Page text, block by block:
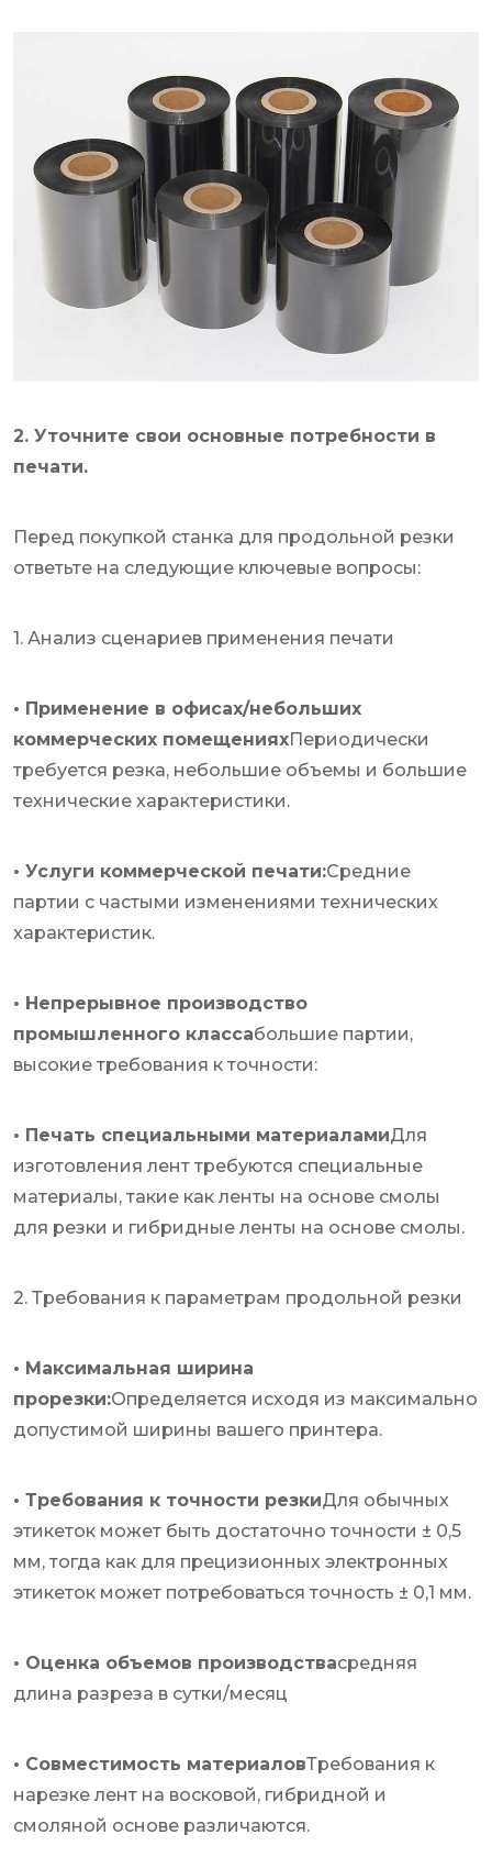
2. Уточните свои основные потребности в
печати.
Перед покупкой станка для продольной резки
ответьте на следующие ключевые вопросы:
1. Анализ сценариев применения печати
• Применение в офисах/небольших
коммерческих помещенияхПериодически
требуется резка, небольшие объемы и большие
технические характеристики.
• Услуги коммерческой печати:Средние
партии с частыми изменениями технических
характеристик.
• Непрерывное производство
промышленного классабольшие партии,
высокие требования к точности:
• Печать специальными материаламиДля
изготовления лент требуются специальные
материалы, такие как ленты на основе смолы
для резки и гибридные ленты на основе смолы.
2. Требования к параметрам продольной резки
• Максимальная ширина
прорезки:Определяется исходя из максимально
допустимой ширины вашего принтера.
• Требования к точности резкиДля обычных
этикеток может быть достаточно точности ± 0,5
мм, тогда как для прецизионных электронных
этикеток может потребоваться точность ± 0,1 мм.
• Оценка объемов производствасредняя
длина разреза в сутки/месяц
• Совместимость материаловТребования к
нарезке лент на восковой, гибридной и
смоляной основе различаются.